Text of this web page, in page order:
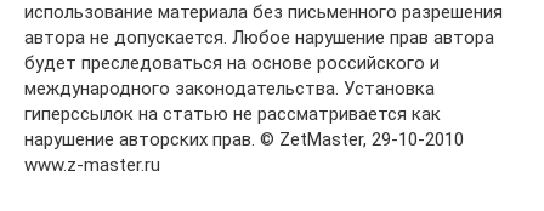
использование материала без письменного разрешения
автора не допускается. Любое нарушение прав автора
будет преследоваться на основе российского и
международного законодательства. Установка
гиперссылок на статью не рассматривается как
нарушение авторских прав. © ZetMaster, 29-10-2010
www.z-master.ru